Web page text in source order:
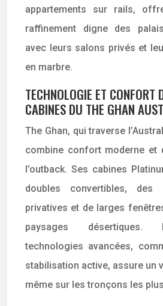
appartements sur rails,
raffinement digne des
avec leurs salons privés et
en marbre.
TECHNOLOGIE ET CONFORT
CABINES DU THE GHAN
The Ghan, qui traverse
combine confort moderne et
l’outback. Ses cabines
doubles convertibles,
privatives et de larges
paysages désertiques.
technologies avancées,
stabilisation active, assure un
même sur les tronçons les